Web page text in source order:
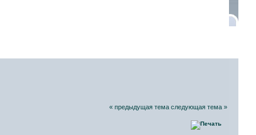
« предыдущая тема следующая тема »